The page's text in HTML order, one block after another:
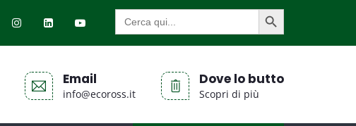
Search
for:
SEARCH BUTTON
Email
info@ecoross.it
Dove lo butto
Scopri di più